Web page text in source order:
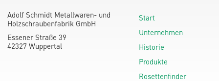
Adolf Schmidt Metallwaren- und
Holzschraubenfabrik GmbH
Essener Straße 39
42327 Wuppertal
Start
Unternehmen
Historie
Produkte
Rosettenfinder